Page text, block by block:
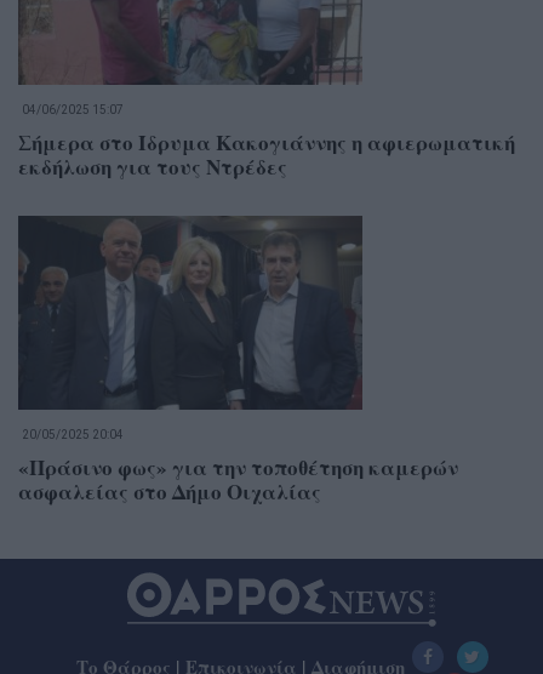
04/06/2025 15:07
Σήμερα στο Ίδρυμα Κακογιάννης η αφιερωματική
εκδήλωση για τους Ντρέδες
20/05/2025 20:04
«Πράσινο φως» για την τοποθέτηση καμερών
ασφαλείας στο Δήμο Οιχαλίας
Το Θάρρος | Επικοινωνία | Διαφήμιση